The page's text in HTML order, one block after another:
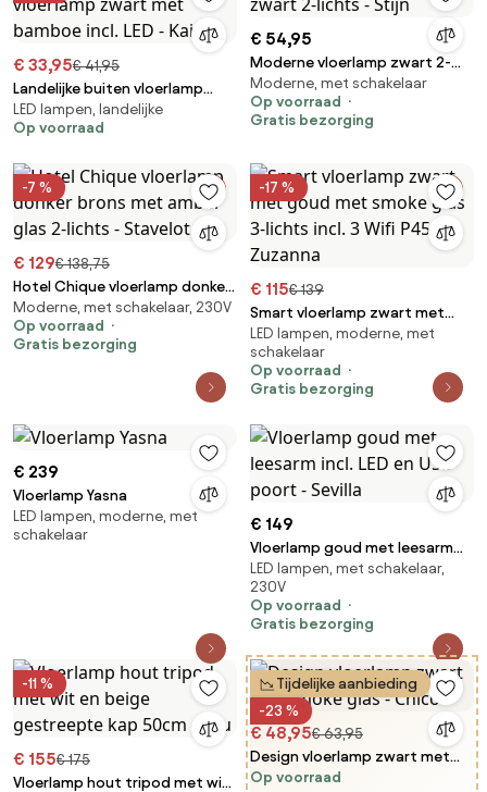
€ 33,95€ 41,95
Landelijke buiten vloerlamp
zwart met bamboe incl. LED -
Kaiser
LED lampen, landelijke
Op voorraad
€ 54,95
Moderne vloerlamp zwart 2-
lichts - Stijn
Moderne, met schakelaar
Op voorraad
Gratis bezorging
-7 %
€ 129€ 138,75
Hotel Chique vloerlamp donker
brons met amber glas 2-lichts -
Stavelot
Moderne, met schakelaar, 230V
Op voorraad
Gratis bezorging
-17 %
€ 115€ 139
Smart vloerlamp zwart met
goud met smoke glas 3-lichts
incl. 3 Wifi P45 - Zuzanna
LED lampen, moderne, met
schakelaar
Op voorraad
Gratis bezorging
€ 239
Vloerlamp Yasna
LED lampen, moderne, met
schakelaar
€ 149
Vloerlamp goud met leesarm
incl. LED en USB-poort - Sevilla
LED lampen, met schakelaar,
230V
Op voorraad
Gratis bezorging
-11 %
€ 155€ 175
Vloerlamp hout tripod met wit
Tijdelijke aanbieding
-23 %
€ 48,95€ 63,95
Design vloerlamp zwart met
smoke glas - Chico
Op voorraad